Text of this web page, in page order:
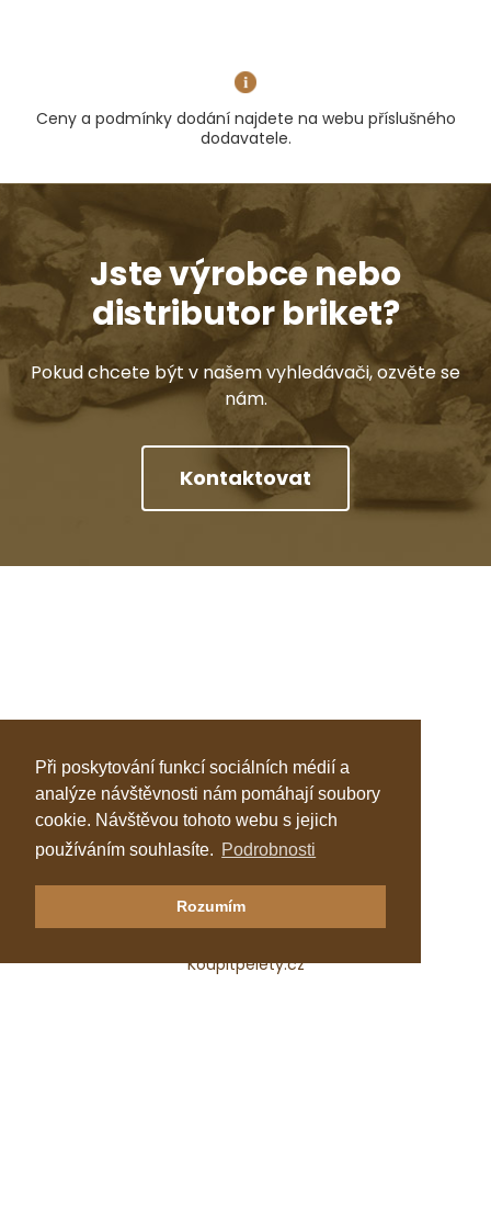
Při poskytování funkcí sociálních médií a
analýze návštěvnosti nám pomáhají soubory
cookie. Návštěvou tohoto webu s jejich
používáním souhlasíte. Podrobnosti
Rozumím
Ceny a podmínky dodání najdete na webu příslušného
dodavatele.
Jste výrobce nebo
distributor briket?
Pokud chcete být v našem vyhledávači, ozvěte se
nám.
Kontaktovat
Klastr Česká peleta
Katalog topenářů
Koupitpelety.cz